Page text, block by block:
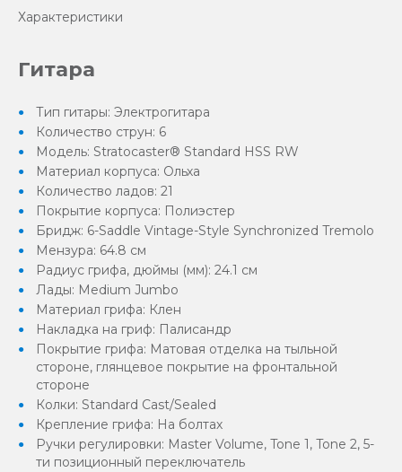
Характеристики
Гитара
Тип гитары: Электрогитара
Количество струн: 6
Модель: Stratocaster® Standard HSS RW
Материал корпуса: Ольха
Количество ладов: 21
Покрытие корпуса: Полиэстер
Бридж: 6-Saddle Vintage-Style Synchronized Tremolo
Мензура: 64.8 см
Радиус грифа, дюймы (мм): 24.1 см
Лады: Medium Jumbo
Материал грифа: Клен
Накладка на гриф: Палисандр
Покрытие грифа: Матовая отделка на тыльной
стороне, глянцевое покрытие на фронтальной
стороне
Колки: Standard Cast/Sealed
Крепление грифа: На болтах
Ручки регулировки: Master Volume, Tone 1, Tone 2, 5-
ти позиционный переключатель